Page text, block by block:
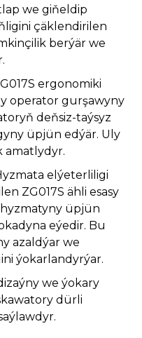
we giňeldip
çäklendirilen
berýär we
ergonomiki
operator gurşawyny
deňsiz-taýsyz
üpjün edýär. Uly
amatlydyr.
elýeterliligi
ZG017S ähli esasy
üpjün
eýedir. Bu
azaldýar we
ýokarlandyrýar.
we ýokary
dürli